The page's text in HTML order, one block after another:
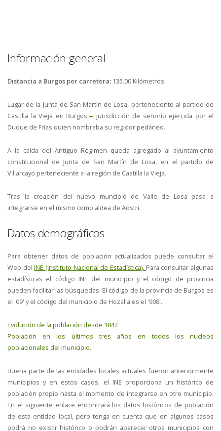
Información general
Distancia a Burgos por carretera: 135.00 Kilómetros
Lugar de la Junta de San Martín de Losa, perteneciente al partido de
Castilla la Vieja en Burgos,
jurisdicción de señorío ejercida por el
Duque de Frías quien nombraba su regidor pedáneo.
A la caída del Antiguo Régimen queda agregado al ayuntamiento
constitucional de Junta de San Martín de Losa, en el partido de
Villarcayo perteneciente a la región de Castilla la Vieja.
Tras la creación del nuevo muncipio de Valle de Losa pasa a
integrarse en el mismo como aldea de Aostri.
Datos demográficos
Para obtener datos de población actualizados puede consultar el
Web delINE (Instituto Nacional de Estadística). Para consultar algunas
estadísticas el código INE del municipio y el código de provincia
pueden facilitar las búsquedas. El código de la provincia de Burgos es
el '09' y el código del municipio de Hozalla es el '908'.
Evolución de la población desde 1842
Población en los últimos tres años en todos los nucleos
poblacionales del municipio.
Buena parte de las entidades locales actuales fueron anteriormente
municipios y en estos casos, el INE proporciona un histórico de
población propio hasta el momento de integrarse en otro municipio.
En el siguiente enlace encontrará los datos históricos de población
de esta entidad local, pero tenga en cuenta que en algunos casos
podrá no existir histórico o podrán aparecer otros municipios con